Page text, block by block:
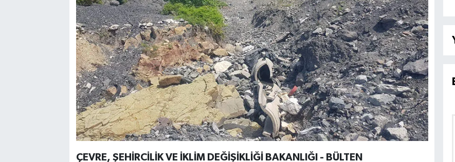
ÇEVRE, ŞEHİRCİLİK VE İKLİM DEĞİŞİKLİĞİ BAKANLIĞI - BÜLTEN